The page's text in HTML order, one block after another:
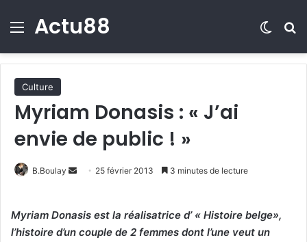
Menu
Actu88
Culture
Myriam Donasis : « J’ai
envie de public ! »
B.Boulay
o
y
25 février 2013 3 minutes de lecture
Myriam Donasis est la réalisatrice d’ « Histoire belge»,
l’histoire d’un couple de 2 femmes dont l’une veut un